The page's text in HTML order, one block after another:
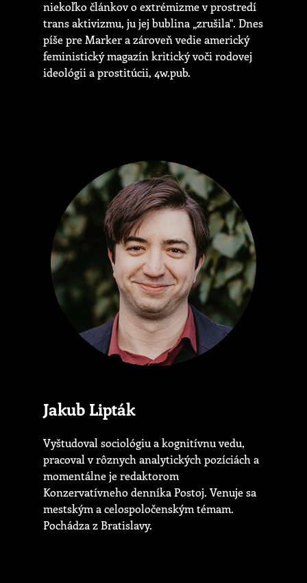
niekoľko článkov o extrémizme v prostredí
trans aktivizmu, ju jej bublina „zrušila". Dnes
píše pre Marker a zároveň vedie americký
feministický magazín kritický voči rodovej
ideológii a prostitúcii, 4w.pub.
Jakub Lipták
Vyštudoval sociológiu a kognitívnu vedu,
pracoval v rôznych analytických pozíciách a
momentálne je redaktorom
Konzervatívneho denníka Postoj. Venuje sa
mestským a celospoločenským témam.
Pochádza z Bratislavy.